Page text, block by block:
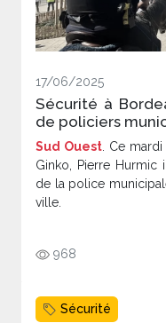
17/06/2025
Sécurité à
de policiers
Sud Ouest . Ce
Ginko, Pierre
de la police
ville.
968
Sécurité